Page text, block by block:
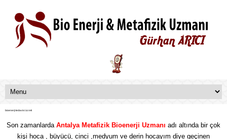
bioenerji tedavisi ücreti
Son zamanlarda Antalya Metafizik Bioenerji Uzmanı adı altında bir çok
kişi hoca , büyücü, cinci ,medyum ve derin hocayım diye geçinen